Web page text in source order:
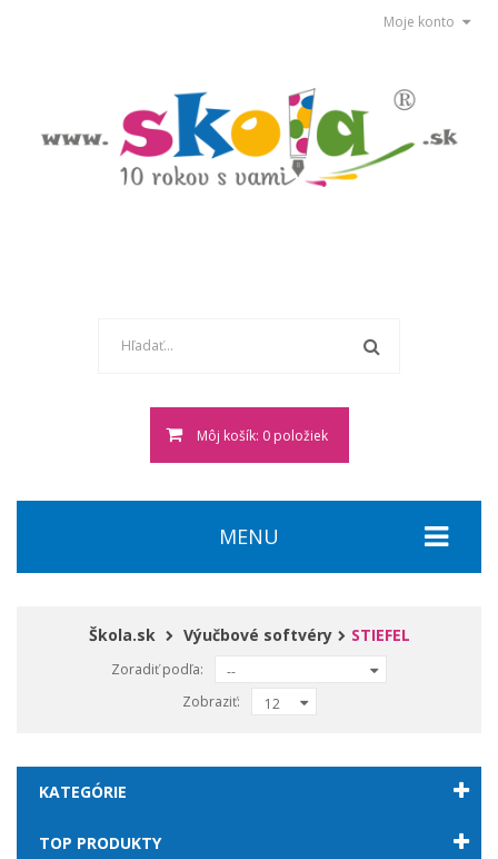
Moje konto
Môj košík: 0 položiek
MENU
Škola.sk Výučbové softvéry STIEFEL
Zoradiť podľa:
--
Zobraziť:
12
KATEGÓRIE
TOP PRODUKTY